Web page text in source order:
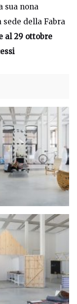
sua nona
della Fabra
al 29 ottobre